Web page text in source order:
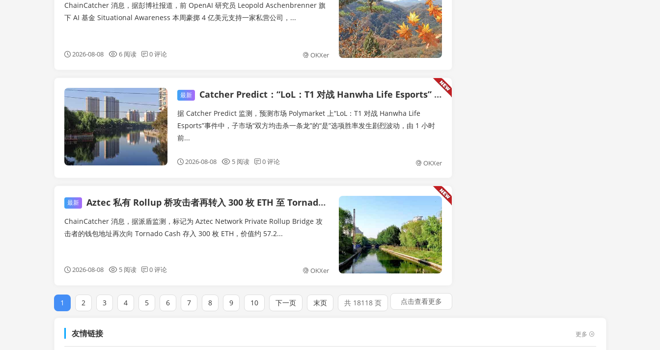
ChainCatcher 消息，据彭博社报道，前 OpenAI 研究员 Leopold Aschenbrenner 旗
下 AI 基金 Situational Awareness 本周豪掷 4 亿美元支持一家私营公司，...
2026-08-08 6 阅读 0 评论 OKXer
链快讯
最新 Catcher Predict：“LoL：T1 对战 Hanwha Life Esports” “双方均击杀一条龙” 胜率暴跌 20.5%
据 Catcher Predict 监测，预测市场 Polymarket 上“LoL：T1 对战 Hanwha Life
Esports”事件中，子市场“双方均击杀一条龙”的“是”选项胜率发生剧烈波动，由 1 小时
前...
2026-08-08 5 阅读 0 评论 OKXer
链快讯
最新 Aztec 私有 Rollup 桥攻击者再转入 300 枚 ETH 至 Tornado Cash，累计混币 500 枚 ETH
ChainCatcher 消息，据派盾监测，标记为 Aztec Network Private Rollup Bridge 攻
击者的钱包地址再次向 Tornado Cash 存入 300 枚 ETH，价值约 57.2...
2026-08-08 5 阅读 0 评论 OKXer
1 2 3 4 5 6 7 8 9 10 下一页 末页 共 18118 页 点击查看更多
更多
友情链接